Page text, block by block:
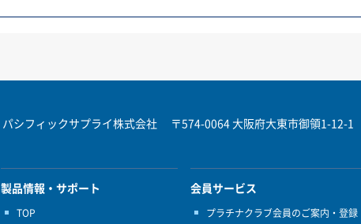
パシフィックサプライ株式会社 〒574-0064 大阪府大東市御領1-12-1
製品情報・サポート
TOP
会員サービス
プラチナクラブ会員のご案内・登録